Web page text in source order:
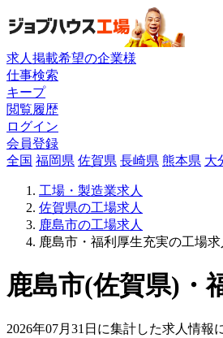
求人掲載希望の企業様
仕事検索
キープ
閲覧履歴
ログイン
会員登録
全国 福岡県 佐賀県 長崎県 熊本県 大
工場・製造業求人
佐賀県の工場求人
鹿島市の工場求人
鹿島市・福利厚生充実の工場求
鹿島市(佐賀県)・
2026年07月31日に集計した求人情報